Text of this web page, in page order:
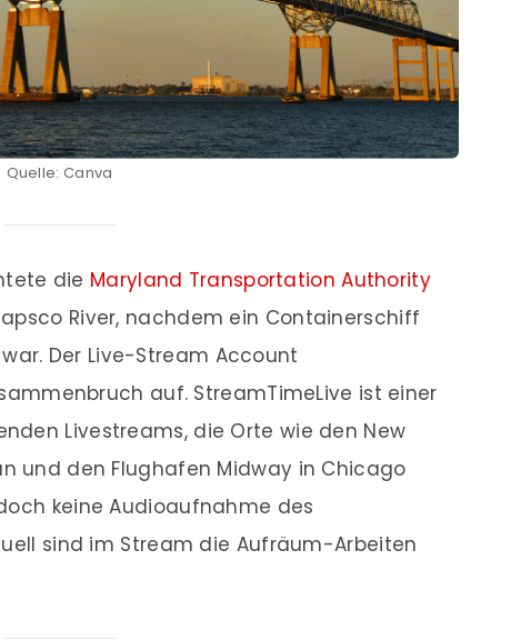
Quelle: Canva
die Maryland Transportation Authority
River, nachdem ein Containerschiff
Der Live-Stream Account
auf. StreamTimeLive ist einer
Livestreams, die Orte wie den New
und den Flughafen Midway in Chicago
keine Audioaufnahme des
sind im Stream die Aufräum-Arbeiten